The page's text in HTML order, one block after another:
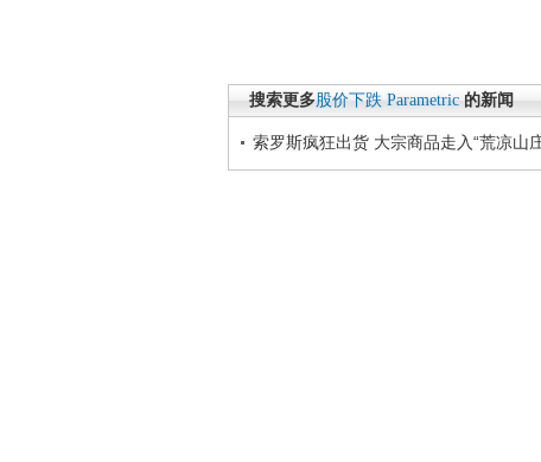
搜索更多股价下跌 Parametric 的新闻
索罗斯疯狂出货 大宗商品走入“荒凉山